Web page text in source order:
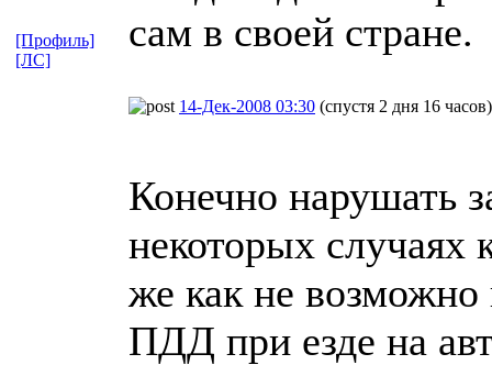
сам в своей стране.
[Профиль]
[ЛС]
14-Дек-2008 03:30 (спустя 2 дня 16 часов)
Конечно нарушать
некоторых случаях
же как не возможно
ПДД при езде на